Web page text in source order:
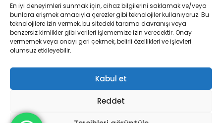
En iyi deneyimleri sunmak için, cihaz bilgilerini saklamak ve/veya
bunlara erişmek amacıyla çerezler gibi teknolojiler kullanıyoruz. Bu
teknolojilere izin vermek, bu sitedeki tarama davranışı veya
benzersiz kimlikler gibi verileri işlememize izin verecektir. Onay
vermemek veya onayı geri çekmek, belirli özellikleri ve işlevleri
olumsuz etkileyebilir.
Kabul et
Reddet
Arıcan 0 (532) 589 01 10
işlenmektedir. Zorunlu çerezler, internet sitemizin çalışması,
güvenliği ve bilgi toplumu hizmetlerinin sunulması amacıyla
Daha fazla bilgi edinin